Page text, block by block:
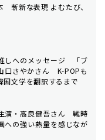
斬新な表現 よむたび、
しへのメッセージ 「ブ
口さやかさん K-POPも
文学を翻訳するまで
演・高良健吾さん 戦時
への強い熱量を感じなが